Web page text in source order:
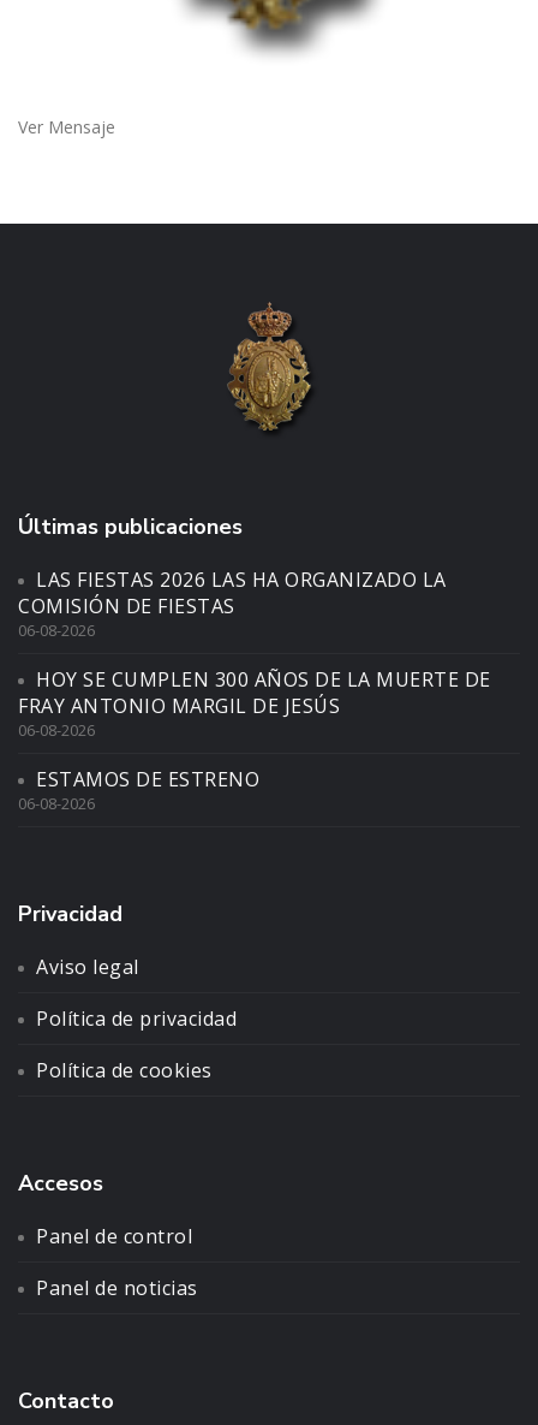
Ver Mensaje
Últimas publicaciones
LAS FIESTAS 2026 LAS HA ORGANIZADO LA
COMISIÓN DE FIESTAS
06-08-2026
HOY SE CUMPLEN 300 AÑOS DE LA MUERTE DE
FRAY ANTONIO MARGIL DE JESÚS
06-08-2026
ESTAMOS DE ESTRENO
06-08-2026
Privacidad
Aviso legal
Política de privacidad
Política de cookies
Accesos
Panel de control
Panel de noticias
Contacto